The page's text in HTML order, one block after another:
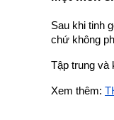
Sau khi tinh
chứ không
Tập trung và
Xem thêm: